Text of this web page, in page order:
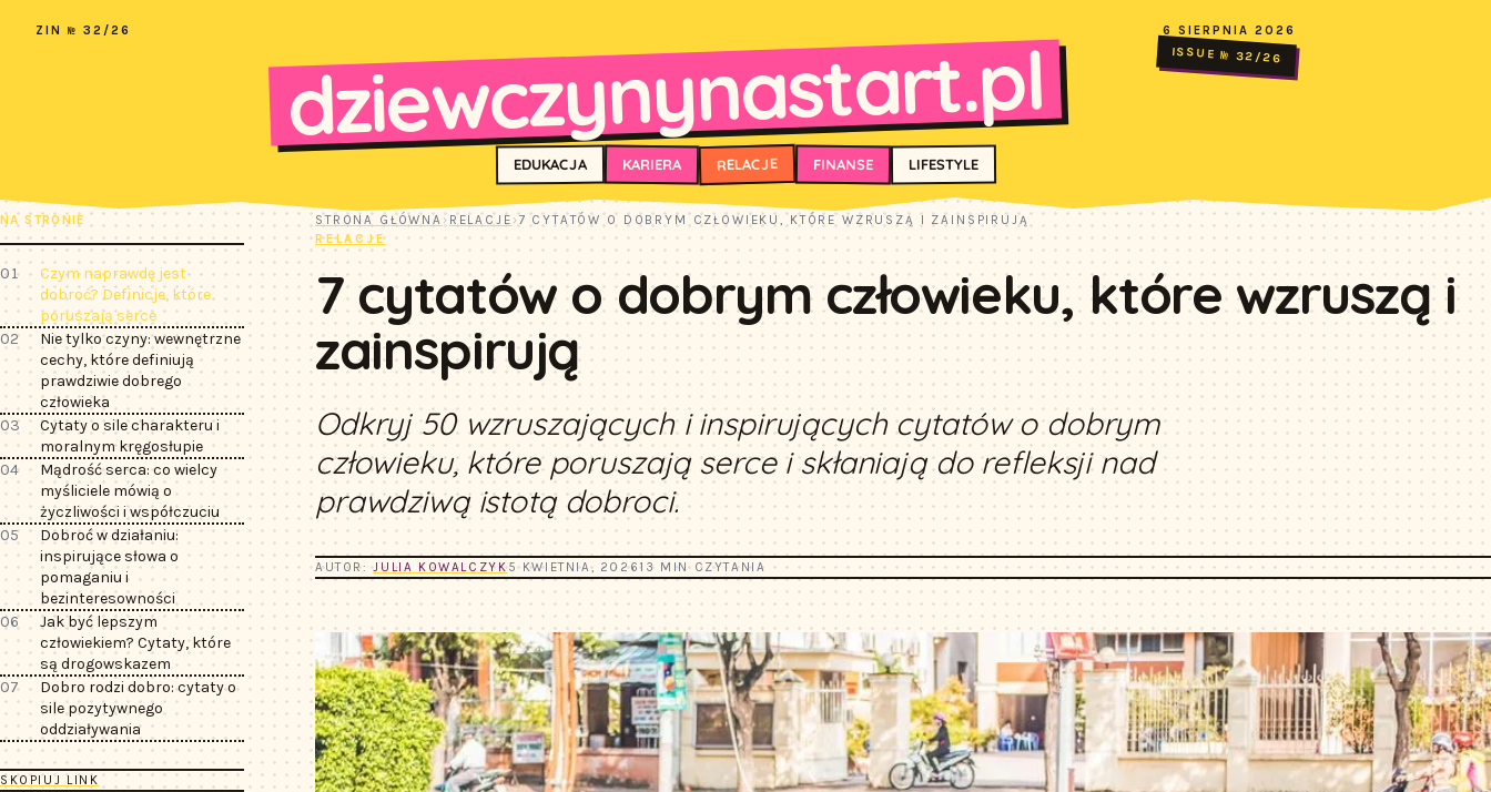
ZIN № 32/26 6 SIERPNIA 2026
dziewczynynastart.pl ISSUE № 32/26
EDUKACJA KARIERA RELACJE FINANSE LIFESTYLE
NA STRONIE
01
Czym naprawdę jest
dobroć? Definicje, które
poruszają serce
02
Nie tylko czyny: wewnętrzne
cechy, które definiują
prawdziwie dobrego
człowieka
03
Cytaty o sile charakteru i
moralnym kręgosłupie
04
Mądrość serca: co wielcy
myśliciele mówią o
życzliwości i współczuciu
05
Dobroć w działaniu:
inspirujące słowa o
pomaganiu i
bezinteresowności
06
Jak być lepszym
człowiekiem? Cytaty, które
są drogowskazem
07
Dobro rodzi dobro: cytaty o
sile pozytywnego
oddziaływania
SKOPIUJ LINK
STRONA GŁÓWNA › RELACJE › 7 CYTATÓW O DOBRYM CZŁOWIEKU, KTÓRE WZRUSZĄ I ZAINSPIRUJĄ
RELACJE
7 cytatów o dobrym człowieku, które wzruszą i
zainspirują
Odkryj 50 wzruszających i inspirujących cytatów o dobrym
człowieku, które poruszają serce i skłaniają do refleksji nad
prawdziwą istotą dobroci.
AUTOR:JULIA KOWALCZYK5 KWIETNIA, 202613 MIN CZYTANIA